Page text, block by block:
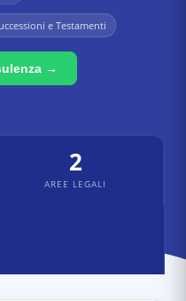
e Testamenti
→
2
AREE LEGALI